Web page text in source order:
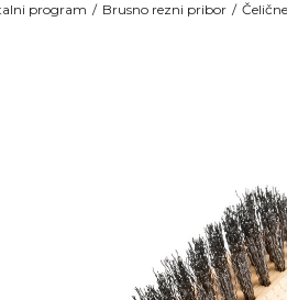
program Brusno rezni pribor